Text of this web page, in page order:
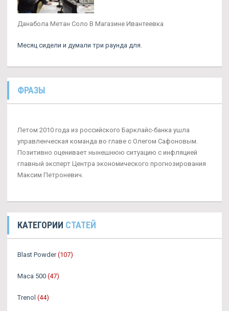
Данабола Метан Соло В Магазине Ивантеевка
Месяц сидели и думали три раунда для.
ФРАЗЫ
Летом 2010 года из российского Барклайс-банка ушла
управленческая команда во главе с Олегом Сафоновым.
Позитивно оценивает нынешнюю ситуацию с инфляцией
главный эксперт Центра экономического прогнозирования
Максим Петроневич.
КАТЕГОРИИ СТАТЕЙ
Blast Powder (107)
Maca 500 (47)
Trenol (44)